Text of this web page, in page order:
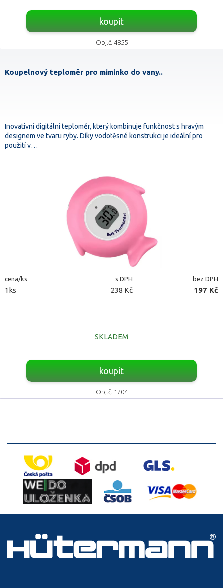
koupit
Obj.č. 4855
Koupelnový teploměr pro miminko do vany..
Inovativní digitální teploměr, který kombinuje funkčnost s hravým
designem ve tvaru ryby. Díky vodotěsné konstrukci je ideální pro
použití v…
cena/ks s DPH bez DPH
1ks 238 Kč 197 Kč
SKLADEM
koupit
Obj.č. 1704